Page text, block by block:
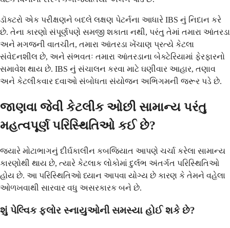
ડૉક્ટરો એક પરીક્ષણને બદલે લક્ષણ પેટર્નના આધારે IBS નું નિદાન કરે
છે. તેના કારણો સંપૂર્ણપણે સમજી શકાતા નથી, પરંતુ તેમાં તમારા આંતરડા
અને મગજની વાતચીત, તમારા આંતરડા ખેંચાણ પ્રત્યે કેટલા
સંવેદનશીલ છે, અને સંભવતઃ તમારા આંતરડાના બેક્ટેરિયામાં ફેરફારનો
સમાવેશ થાય છે. IBS નું સંચાલન કરવા માટે ઘણીવાર આહાર, તણાવ
અને કેટલીકવાર દવાઓ સંબોધતા સંયોજન અભિગમની જરૂર પડે છે.
જાણવા જેવી કેટલીક ઓછી સામાન્ય પરંતુ
મહત્વપૂર્ણ પરિસ્થિતિઓ કઈ છે?
જ્યારે મોટાભાગનું દીર્ઘકાલીન કબજિયાત આપણે ચર્ચા કરેલા સામાન્ય
કારણોથી થાય છે, ત્યારે કેટલાક લોકોમાં દુર્લભ અંતર્ગત પરિસ્થિતિઓ
હોય છે. આ પરિસ્થિતિઓ ધ્યાન આપવા યોગ્ય છે કારણ કે તેમને વહેલા
ઓળખવાથી સારવાર વધુ અસરકારક બને છે.
શું પેલ્વિક ફ્લોર સ્નાયુઓની સમસ્યા હોઈ શકે છે?